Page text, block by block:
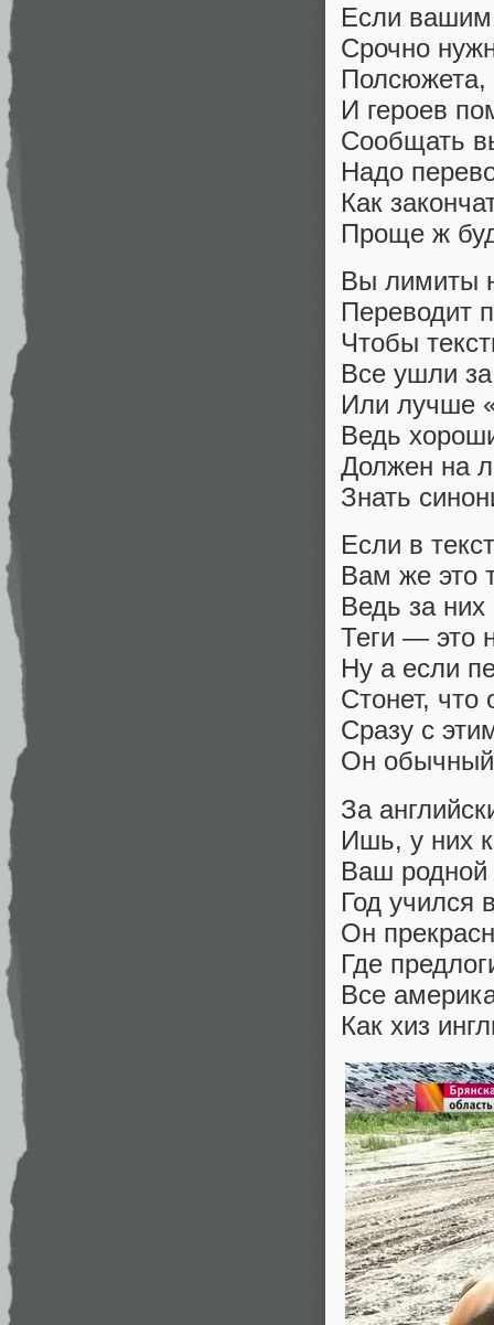
Если
Срочно
Полсюжета,
И героев
Сообщать
Надо
Как
Проще ж
Вы лимиты
Переводит
Чтобы
Все ушли за
Или лучше
Ведь
Должен на
Знать
Если в
Вам же это
Ведь за них
Теги — это
Ну а если
Стонет, что
Сразу с
Он
За
Ишь, у них
Ваш
Год
Он
Где
Все
Как хиз